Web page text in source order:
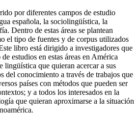
por diferentes campos de estudio
española, la sociolingüística, la
Dentro de estas áreas se plantean
el tipo de fuentes y de corpus utilizados
libro está dirigido a investigadores que
estudios en estas áreas en América
lingüística que quieran acercar a sus
del conocimiento a través de trabajos que
países con métodos que pueden ser
y a todos los interesados en la
que quieran aproximarse a la situación